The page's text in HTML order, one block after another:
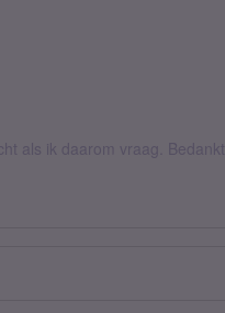
als ik daarom vraag. Bedankt!